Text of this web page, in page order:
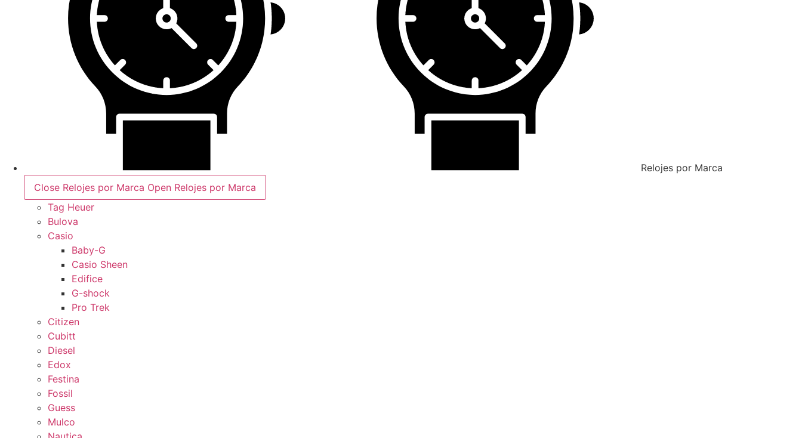
Relojes por Marca
Close Relojes por Marca Open Relojes por Marca
Tag Heuer
Bulova
Casio
Baby-G
Casio Sheen
Edifice
G-shock
Pro Trek
Citizen
Cubitt
Diesel
Edox
Festina
Fossil
Guess
Mulco